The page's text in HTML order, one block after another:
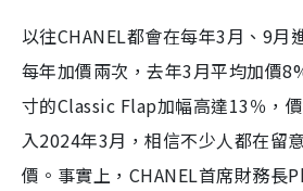
以往CHANEL都會在每年3月、9月
每年加價兩次，去年3月平均加價
寸的Classic Flap加幅高達13％，
入2024年3月，相信不少人都在留
價。事實上，CHANEL首席財務